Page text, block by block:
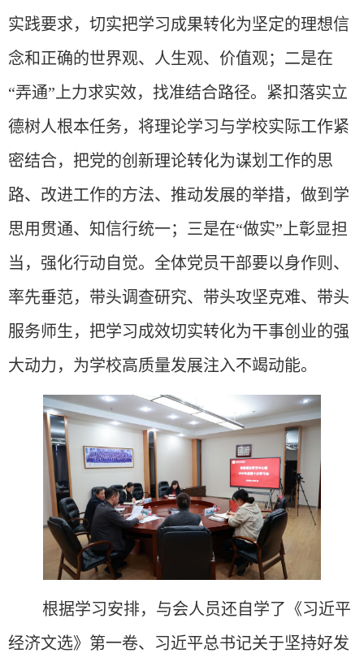
实践要求，切实把学习成果转化为坚定的理想信
念和正确的世界观、人生观、价值观；二是在
“弄通”上力求实效，找准结合路径。紧扣落实立
德树人根本任务，将理论学习与学校实际工作紧
密结合，把党的创新理论转化为谋划工作的思
路、改进工作的方法、推动发展的举措，做到学
思用贯通、知信行统一；三是在“做实”上彰显担
当，强化行动自觉。全体党员干部要以身作则、
率先垂范，带头调查研究、带头攻坚克难、带头
服务师生，把学习成效切实转化为干事创业的强
大动力，为学校高质量发展注入不竭动能。
根据学习安排，与会人员还自学了《习近平
经济文选》第一卷、习近平总书记关于坚持好发